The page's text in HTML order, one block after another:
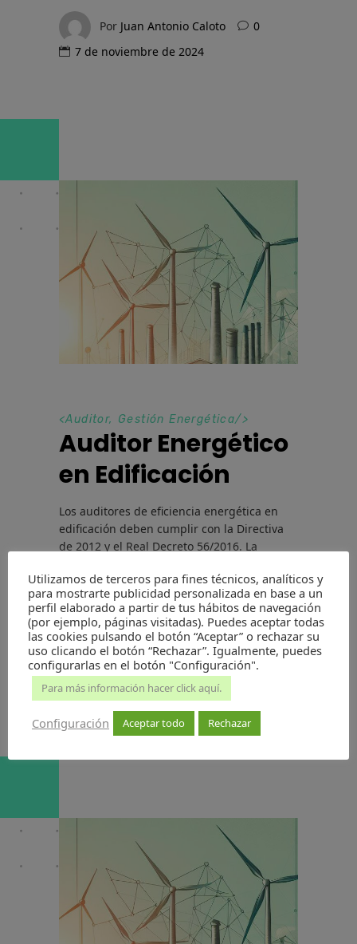
Por Juan Antonio Caloto
0
7 de noviembre de 2024
<Auditor, Gestión Energética/>
Auditor Energético
en Edificación
Los auditores de eficiencia energética en
edificación deben cumplir con la Directiva
de 2012 y el Real Decreto 56/2016. La
valida competencias en eficiencia
energética, permite la publicación de datos
en la web de
Por Juan Antonio Caloto
7 de noviembre de 2024
Utilizamos de terceros para fines técnicos, analíticos y
para mostrarte publicidad personalizada en base a un
perfil elaborado a partir de tus hábitos de navegación
(por ejemplo, páginas visitadas). Puedes aceptar todas
las cookies pulsando el botón “Aceptar” o rechazar su
uso clicando el botón “Rechazar”. Igualmente, puedes
configurarlas en el botón "Configuración".
Para más información hacer click aquí.
Configuración Aceptar todo Rechazar